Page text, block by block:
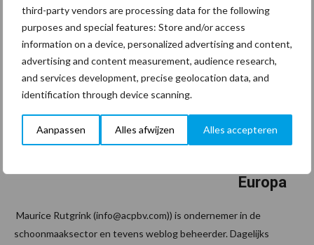
third-party vendors are processing data for the following
purposes and special features: Store and/or access
information on a device, personalized advertising and content,
advertising and content measurement, audience research,
and services development, precise geolocation data, and
identification through device scanning.
Aanpassen Alles afwijzen Alles accepteren
Maurice
Rutgrink
:
en Arbo
Europa
31 mei 2011
Maurice Rutgrink (info@acpbv.com)) is ondernemer in de
schoonmaaksector en tevens weblog beheerder. Dagelijks